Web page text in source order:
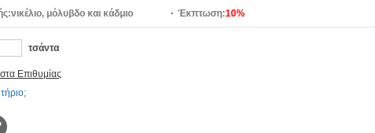
νικέλιο, μόλυβδο και κάδμιο Έκπτωση:10%
τσάντα
Επιθυμίας